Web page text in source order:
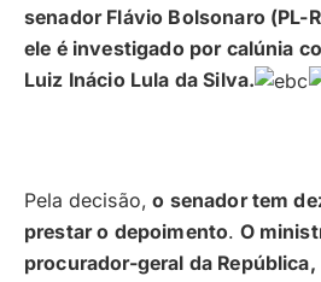
senador Flávio Bolsonaro (PL-
ele é investigado por calúnia
Luiz Inácio Lula da Silva.
Pela decisão,o senador tem
prestar o depoimento. O
procurador-geral da